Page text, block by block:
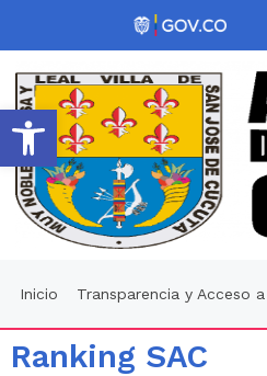
Abrir barra de
Inicio Transparencia y Acceso
Ranking SAC